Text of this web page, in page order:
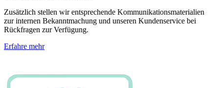
Zusätzlich stellen wir entsprechende Kommunikationsmaterialien
zur internen Bekanntmachung und unseren Kundenservice bei
Rückfragen zur Verfügung.
Erfahre mehr